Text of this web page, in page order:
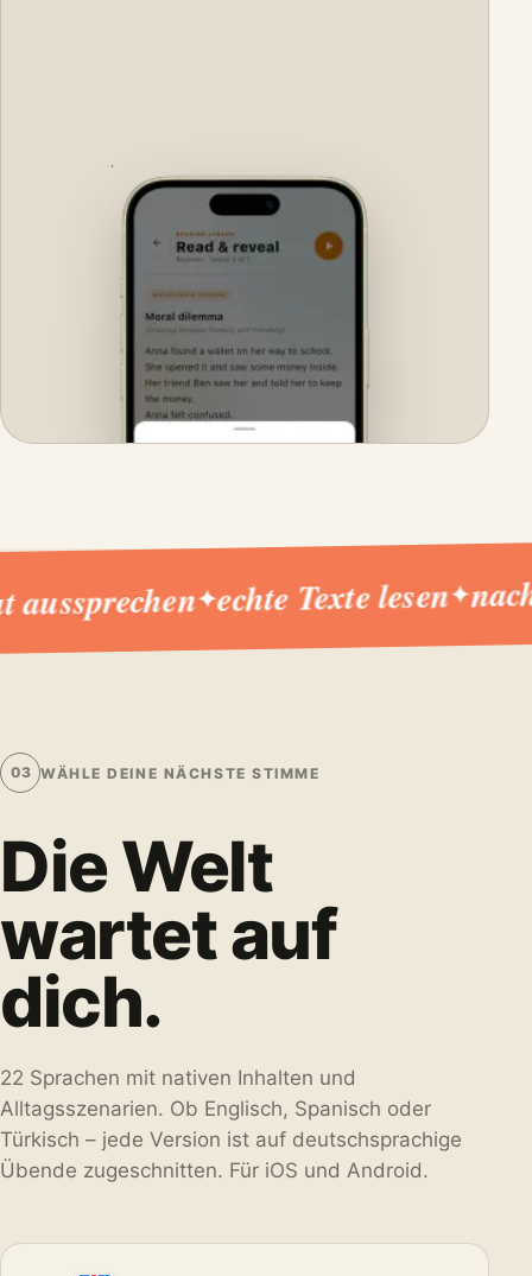
✦echte Texte lesen✦nach
03 WÄHLE DEINE NÄCHSTE STIMME
Die Welt
wartet auf
dich.
22 Sprachen mit nativen Inhalten und
Alltagsszenarien. Ob Englisch, Spanisch oder
Türkisch – jede Version ist auf deutschsprachige
Übende zugeschnitten. Für iOS und Android.